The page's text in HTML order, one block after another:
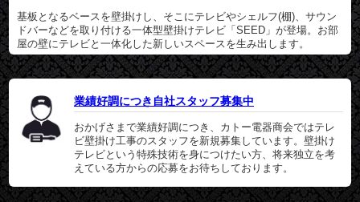
基板となるベースを壁掛けし、そこにテレビやシェルフ(棚)、サウン
ドバーなどを取り付ける一体型壁掛けテレビ「SEED」が登場。お部
屋の壁にテレビと一体化した新しいスペースを生み出します。
業績好調につき自社スタッフ募集中
おかげさまで業績好調につき、カトー電器商会ではテレ
ビ壁掛け工事のスタッフを新規募集しています。壁掛け
テレビという特殊技術を身につけたい方、将来独立を考
えている方からの応募をお待ちしております。